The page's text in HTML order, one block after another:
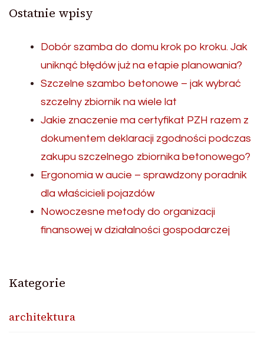
Ostatnie wpisy
Dobór szamba do domu krok po kroku. Jak
uniknąć błędów już na etapie planowania?
Szczelne szambo betonowe – jak wybrać
szczelny zbiornik na wiele lat
Jakie znaczenie ma certyfikat PZH razem z
dokumentem deklaracji zgodności podczas
zakupu szczelnego zbiornika betonowego?
Ergonomia w aucie – sprawdzony poradnik
dla właścicieli pojazdów
Nowoczesne metody do organizacji
finansowej w działalności gospodarczej
Kategorie
architektura